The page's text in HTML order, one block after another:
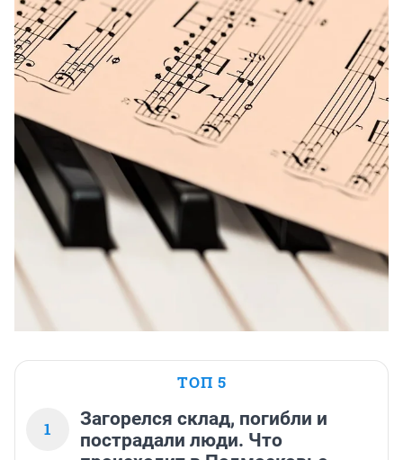
ТОП 5
1
Загорелся склад, погибли и
пострадали люди. Что